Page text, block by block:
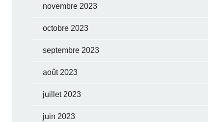
novembre 2023
octobre 2023
septembre 2023
août 2023
juillet 2023
juin 2023